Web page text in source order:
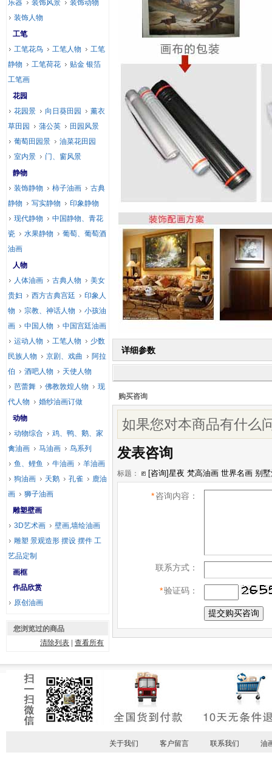
详细参数
购买咨询
如果您对本商品有什么
发表咨询
标题：
*咨询内容：
联系方式：
*验证码：
乐器 装饰风景
装饰动物
装饰人物
工笔
工笔花鸟
工笔人物
工笔
静物
工笔荷花
贴金 银箔
工笔画
花园
花园景
向日葵田园
薰衣
草田园
蒲公英
田园风景
葡萄田园景
油菜花田园
室内景
门、窗风景
静物
装饰静物
柿子油画
古典
静物
写实静物
印象静物
现代静物
中国静物、青花
瓷
水果静物
葡萄、葡萄酒
油画
人物
人体油画
古典人物
美女
贵妇
西方古典宫廷
印象人
物
宗教、神话人物
小孩油
画
中国人物
中国宫廷油画
运动人物
工笔人物
少数
民族人物
京剧、戏曲
阿拉
伯
酒吧人物
天使人物
芭蕾舞
佛教敦煌人物
现
代人物
婚纱油画订做
动物
动物综合
鸡、鸭、鹅、家
禽油画
马油画
鸟系列
鱼、鲤鱼
牛油画
羊油画
狗油画
天鹅 孔雀
鹿油
画
狮子油画
雕塑壁画
3D艺术画
壁画,墙绘油画
雕塑 景观造形 摆设 摆件 工
艺品定制
画框
作品欣赏
原创油画
您浏览过的商品
清除列表 |查看所有
关于我们 客户留言 联系我们 油